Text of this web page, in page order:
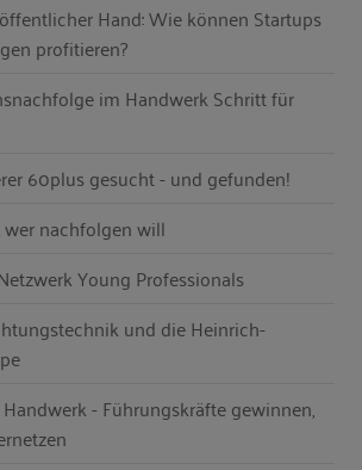
Hand: Wie können Startups
profitieren?
im Handwerk Schritt für
60plus gesucht - und gefunden!
wer nachfolgen will
Young Professionals
und die Heinrich-
- Führungskräfte gewinnen,